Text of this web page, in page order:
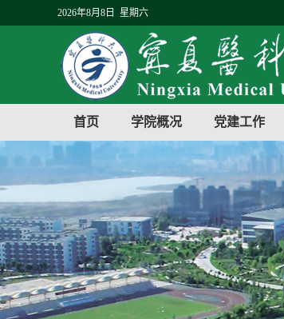
2026年8月8日 星期六
首页 学院概况 党建工作